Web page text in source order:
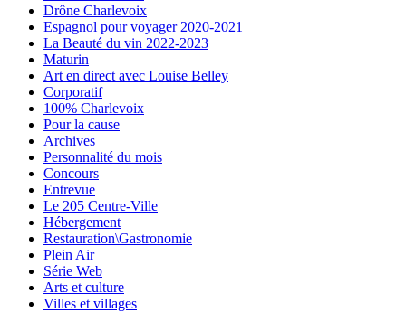
Drône Charlevoix
Espagnol pour voyager 2020-2021
La Beauté du vin 2022-2023
Maturin
Art en direct avec Louise Belley
Corporatif
100% Charlevoix
Pour la cause
Archives
Personnalité du mois
Concours
Entrevue
Le 205 Centre-Ville
Hébergement
Restauration\Gastronomie
Plein Air
Série Web
Arts et culture
Villes et villages